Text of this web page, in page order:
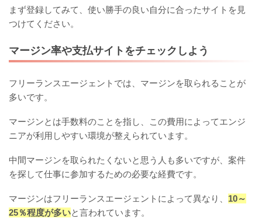
まず登録してみて、使い勝手の良い自分に合ったサイトを見
つけてください。
マージン率や支払サイトをチェックしよう
フリーランスエージェントでは、マージンを取られることが
多いです。
マージンとは手数料のことを指し、この費用によってエンジ
ニアが利用しやすい環境が整えられています。
中間マージンを取られたくないと思う人も多いですが、案件
を探して仕事に参加するための必要な経費です。
マージンはフリーランスエージェントによって異なり、 10～
25％程度が多いと言われています。